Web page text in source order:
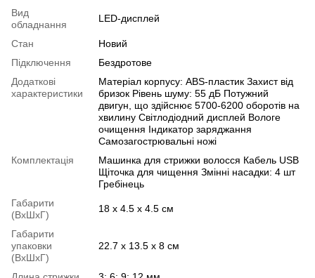
Вид
обладнання
LED-дисплей
Стан
Новий
Підключення
Бездротове
Додаткові
характеристики
Матеріал корпусу: АBS-пластик Захист від
бризок Рівень шуму: 55 дБ Потужний
двигун, що здійснює 5700-6200 оборотів на
хвилину Світлодіодний дисплей Вологе
очищення Індикатор заряджання
Самозагострювальні ножі
Комплектація
Машинка для стрижки волосся Кабель USB
Щіточка для чищення Змінні насадки: 4 шт
Гребінець
Габарити
(ВхШхГ)
18 x 4.5 x 4.5 см
Габарити
упаковки
(ВхШхГ)
22.7 х 13.5 х 8 см